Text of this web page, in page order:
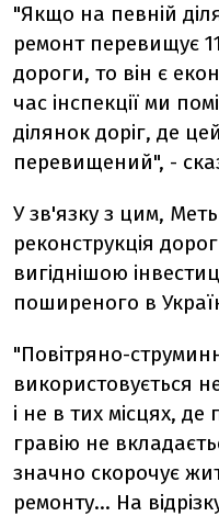
"Якщо на певній
ремонт перевищує
дороги, то він є
час інспекції ми
ділянок доріг, де
перевищений", -
У зв'язку з цим,
реконструкція
вигіднішою
поширеного в
"Повітряно-
використовується
і не в тих місцях,
гравію не
значно скорочує
ремонту... На